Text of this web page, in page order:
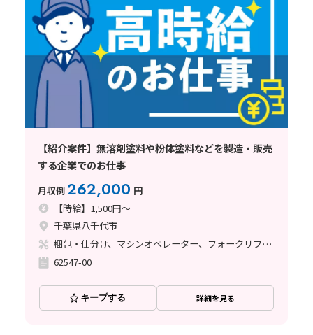
【紹介案件】無溶剤塗料や粉体塗料などを製造・販売
する企業でのお仕事
月収例262,000 円
【時給】1,500円～
千葉県八千代市
梱包・仕分け、マシンオペレーター、フォークリフト、塗装
62547-00
キープする 詳細を見る